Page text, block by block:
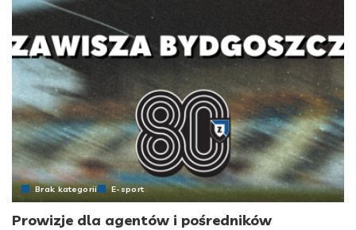
Brak kategorii E-sport
Prowizje dla agentów i pośredników